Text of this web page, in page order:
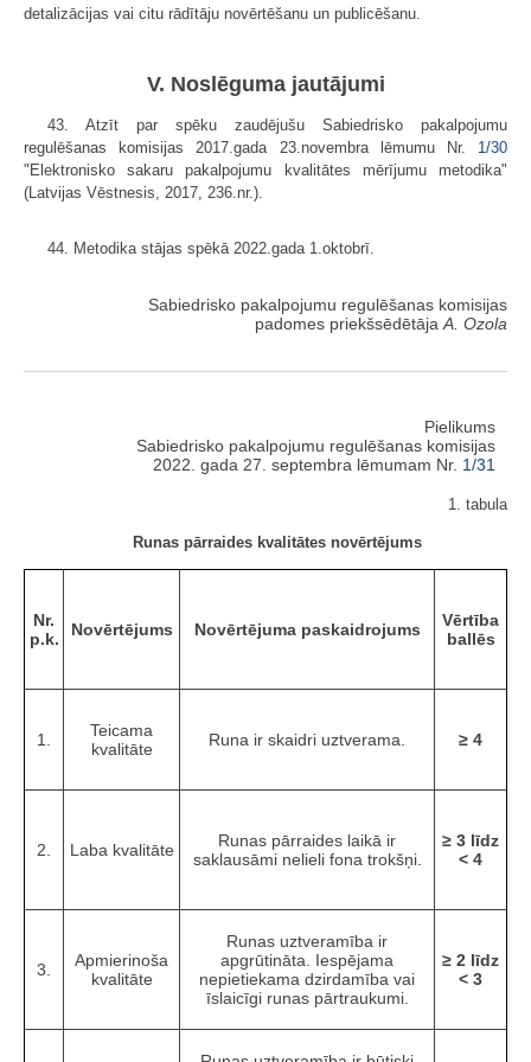
detalizācijas vai citu rādītāju novērtēšanu un publicēšanu.
V. Noslēguma jautājumi
43. Atzīt par spēku zaudējušu Sabiedrisko pakalpojumu
regulēšanas komisijas 2017.gada 23.novembra lēmumu Nr. 1/30
"Elektronisko sakaru pakalpojumu kvalitātes mērījumu metodika"
(Latvijas Vēstnesis, 2017, 236.nr.).
44. Metodika stājas spēkā 2022.gada 1.oktobrī.
Sabiedrisko pakalpojumu regulēšanas komisijas
padomes priekšsēdētāja A. Ozola
Pielikums
Sabiedrisko pakalpojumu regulēšanas komisijas
2022. gada 27. septembra lēmumam Nr. 1/31
1. tabula
Runas pārraides kvalitātes novērtējums
Nr.
p.k.
Novērtējums Novērtējuma paskaidrojums
Vērtība
ballēs
1.
Teicama
kvalitāte
Runa ir skaidri uztverama. ≥ 4
2. Laba kvalitāte
Runas pārraides laikā ir
saklausāmi nelieli fona trokšņi.
≥ 3 līdz
< 4
3.
Apmierinoša
kvalitāte
Runas uztveramība ir
apgrūtināta. Iespējama
nepietiekama dzirdamība vai
īslaicīgi runas pārtraukumi.
≥ 2 līdz
< 3